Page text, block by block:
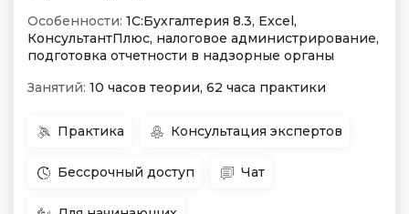
Особенности: 1С:Бухгалтерия 8.3, Excel,
КонсультантПлюс, налоговое администрирование,
подготовка отчетности в надзорные органы
Занятий: 10 часов теории, 62 часа практики
Практика Консультация экспертов
Бессрочный доступ Чат